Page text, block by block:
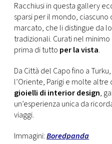
Racchiusi in questa gallery
sparsi per il mondo,
marcato, che li distingue da
tradizionali. Curati nel
prima di tutto per la vista.
Da Città del Capo fino a
l’Oriente, Parigi e molte
gioielli di interior design,
un’esperienza unica da
viaggi.
Immagini:Boredpanda